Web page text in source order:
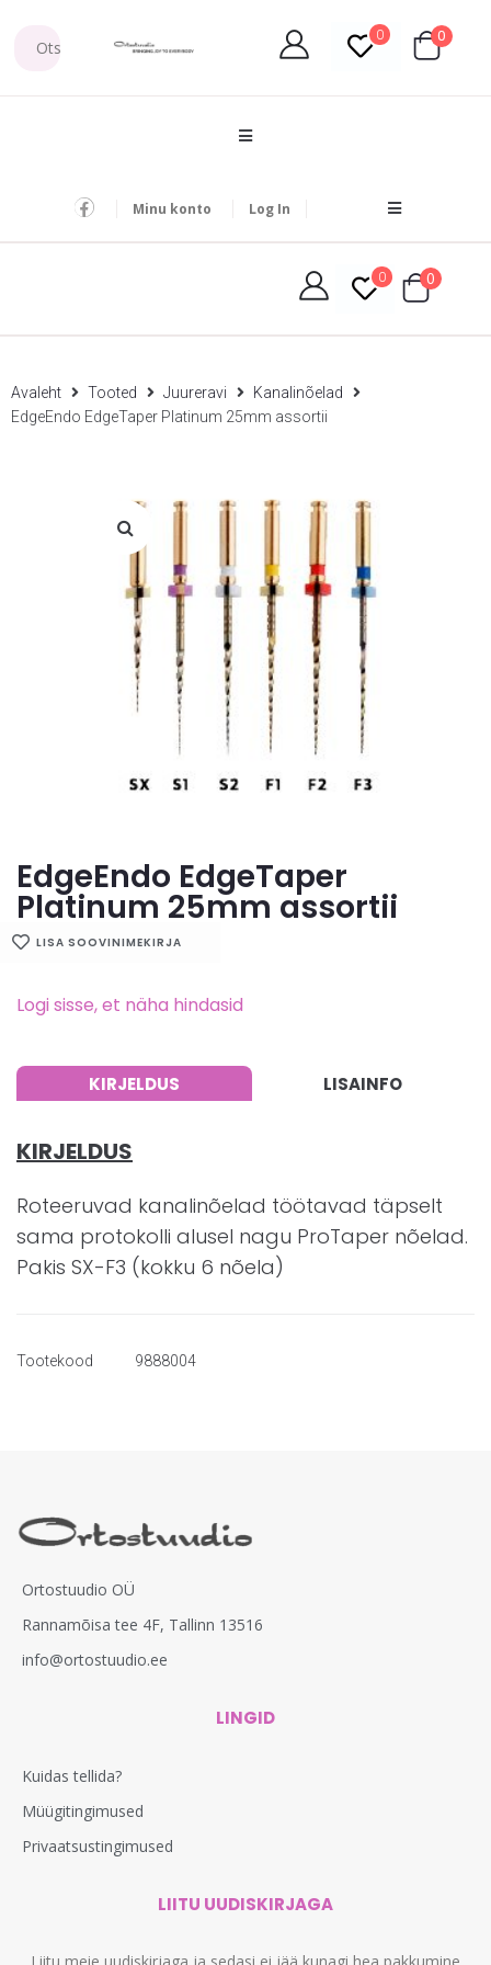
0 0
Minu konto Log In
0 0
Avaleht Tooted Juureravi
Kanalinõelad
EdgeEndo EdgeTaper Platinum 25mm assortii
EdgeEndo EdgeTaper
Platinum 25mm assortii
LISA SOOVINIMEKIRJA
Logi sisse, et näha hindasid
KIRJELDUS LISAINFO
KIRJELDUS
Roteeruvad kanalinõelad töötavad täpselt
sama protokolli alusel nagu ProTaper nõelad.
Pakis SX-F3 (kokku 6 nõela)
Tootekood 9888004
Ortostuudio OÜ
Rannamõisa tee 4F, Tallinn 13516
info@ortostuudio.ee
LINGID
Kuidas tellida?
Müügitingimused
Privaatsustingimused
LIITU UUDISKIRJAGA